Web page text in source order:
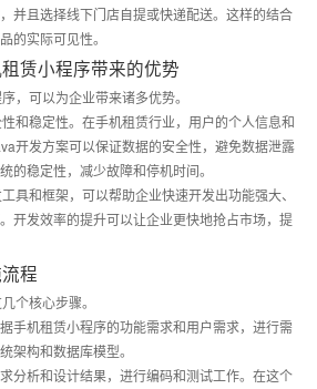
并且选择线下门店自提或快递配送。这样的结合
的实际可见性。
赁小程序带来的优势
，可以为企业带来诸多优势。
和稳定性。在手机租赁行业，用户的个人信息和
开发方案可以保证数据的安全性，避免数据泄露
的稳定性，减少故障和停机时间。
具和框架，可以帮助企业快速开发出功能强大、
开发效率的提升可以让企业更快地抢占市场，提
程
个核心步骤。
手机租赁小程序的功能需求和用户需求，进行需
架构和数据库模型。
分析和设计结果，进行编码和测试工作。在这个